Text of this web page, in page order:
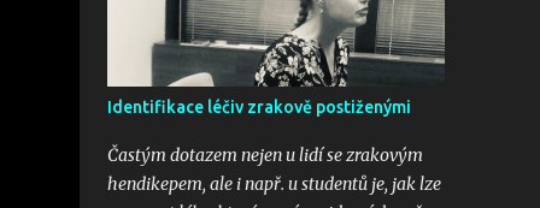
Identifikace léčiv zrakově postiženými
Častým dotazem nejen u lidí se zrakovým
hendikepem, ale i např. u studentů je, jak lze